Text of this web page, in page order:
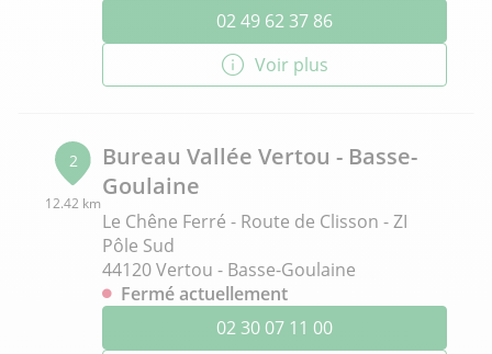
02 49 62 37 86
Voir plus
2
12.42 km
Bureau Vallée Vertou - Basse-
Goulaine
Le Chêne Ferré - Route de Clisson - ZI
Pôle Sud
44120 Vertou - Basse-Goulaine
Fermé actuellement
02 30 07 11 00